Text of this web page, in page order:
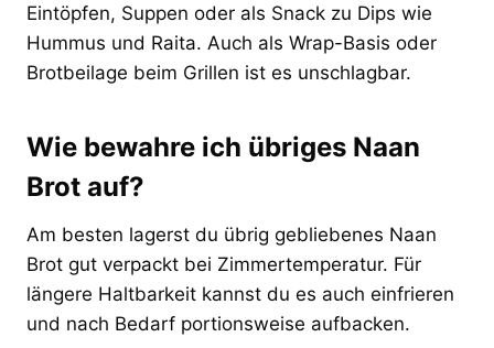
Eintöpfen, Suppen oder als Snack zu Dips wie
Hummus und Raita. Auch als Wrap-Basis oder
Brotbeilage beim Grillen ist es unschlagbar.
Wie bewahre ich übriges Naan
Brot auf?
Am besten lagerst du übrig gebliebenes Naan
Brot gut verpackt bei Zimmertemperatur. Für
längere Haltbarkeit kannst du es auch einfrieren
und nach Bedarf portionsweise aufbacken.